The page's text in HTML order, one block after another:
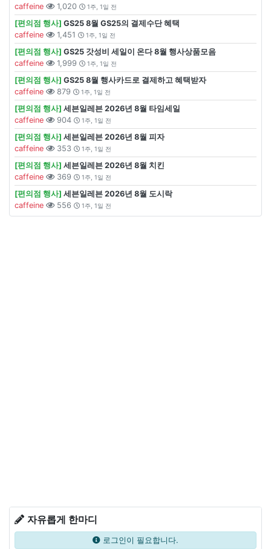
caffeine
1,020 1주, 1일 전
[편의점 행사] GS25 8월 GS25의 결제수단 혜택
caffeine
1,451 1주, 1일 전
[편의점 행사] GS25 갓성비 세일이 온다 8월 행사상품모음
caffeine
1,999 1주, 1일 전
[편의점 행사] GS25 8월 행사카드로 결제하고 혜택받자
caffeine
879 1주, 1일 전
[편의점 행사] 세븐일레븐 2026년 8월 타임세일
caffeine
904 1주, 1일 전
[편의점 행사] 세븐일레븐 2026년 8월 피자
caffeine
353 1주, 1일 전
[편의점 행사] 세븐일레븐 2026년 8월 치킨
caffeine
369 1주, 1일 전
[편의점 행사] 세븐일레븐 2026년 8월 도시락
caffeine
556 1주, 1일 전
자유롭게 한마디
로그인이 필요합니다.